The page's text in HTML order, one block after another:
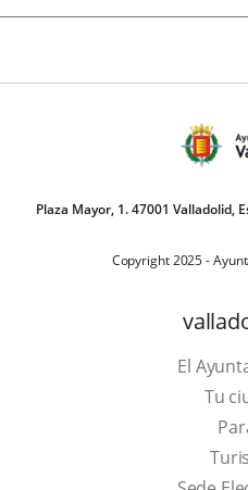
Plaza Mayor, 1. 47001 Valladolid,
Copyright 2025 -
El
Tu